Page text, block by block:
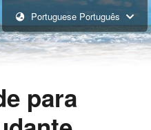
Portuguese Português
para